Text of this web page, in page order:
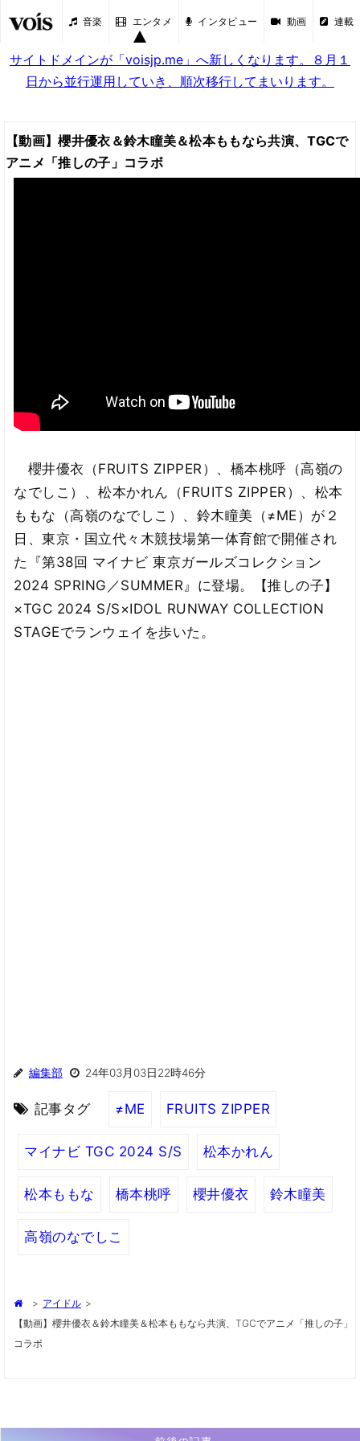
音楽 エンタメ インタビュー 動画 連載
サイトドメインが「voisjp.me」へ新しくなります。８月１
日から並行運用していき、順次移行してまいります。
【動画】櫻井優衣＆鈴木瞳美＆松本ももなら共演、TGCで
アニメ「推しの子」コラボ
櫻井優衣（FRUITS ZIPPER）、橋本桃呼（高嶺の
なでしこ）、松本かれん（FRUITS ZIPPER）、松本
ももな（高嶺のなでしこ）、鈴木瞳美（≠ME）が２
日、東京・国立代々木競技場第一体育館で開催され
た『第38回 マイナビ 東京ガールズコレクション
2024 SPRING／SUMMER』に登場。【推しの子】
×TGC 2024 S/S×IDOL RUNWAY COLLECTION
STAGEでランウェイを歩いた。
編集部 24年03月03日22時46分
記事タグ ≠ME FRUITS ZIPPER
マイナビ TGC 2024 S/S 松本かれん
松本ももな 橋本桃呼 櫻井優衣 鈴木瞳美
高嶺のなでしこ
> アイドル >
【動画】櫻井優衣＆鈴木瞳美＆松本ももなら共演、TGCでアニメ「推しの子」
コラボ